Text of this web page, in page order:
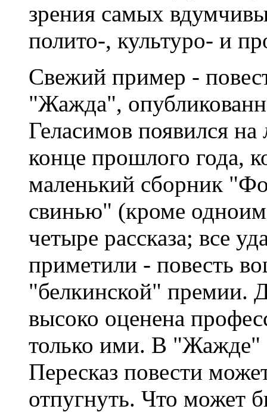
зрения самых
полито-, культуро- и
Свежий пример -
"Жажда",
Геласимов появился на
конце прошлого года,
маленький сборник
свинью" (кроме
четыре рассказа; все
приметили - повесть
"белкинской" премии.
высоко оценена
только ими. В "Жажде"
Пересказ повести
отпугнуть. Что может